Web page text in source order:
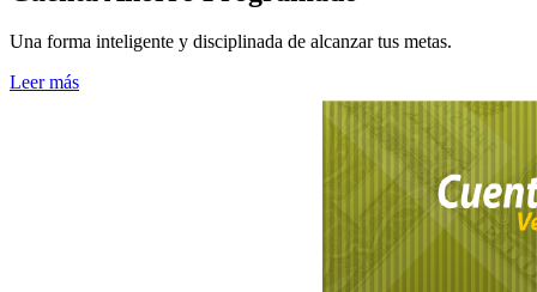
Una forma inteligente y disciplinada de alcanzar tus metas.
Leer más